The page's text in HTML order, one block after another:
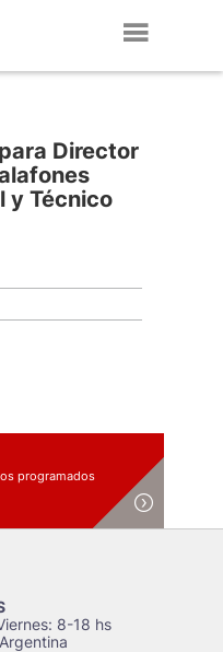
Director
y Técnico
programados
8-18 hs